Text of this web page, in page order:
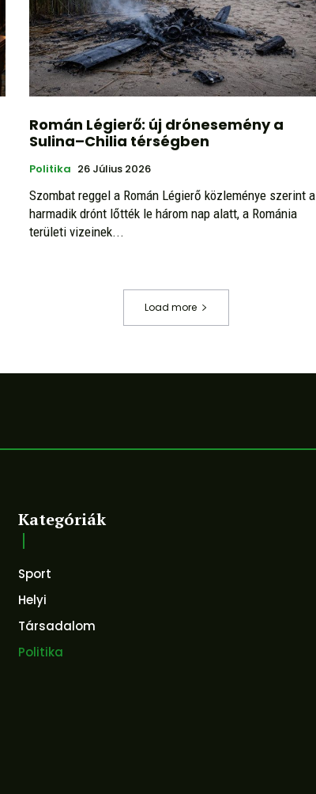
Román Légierő: új drónesemény a
Sulina–Chilia térségben
Politika 26 Július 2026
Szombat reggel a Román Légierő közleménye szerint a
harmadik drónt lőtték le három nap alatt, a Románia
területi vizeinek...
Load more
Kategóriák
Sport
Helyi
Társadalom
Politika